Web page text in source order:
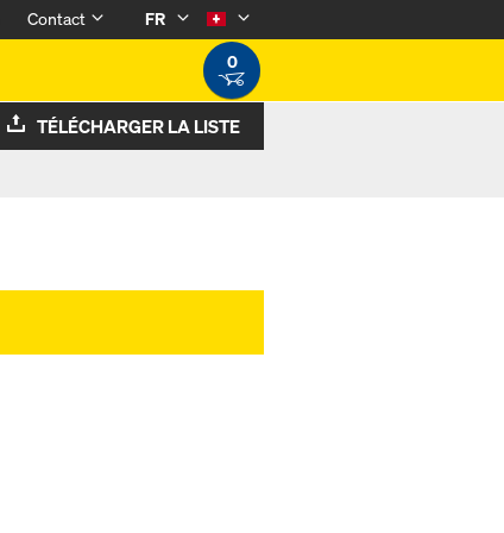
Contact
FR
0
TÉLÉCHARGER LA LISTE